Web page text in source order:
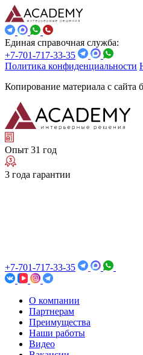
Единая справочная служба:
+7-701-717-33-35
Политика конфиденциальности
Копирование материала с сайта
Опыт 31 год
3 года гарантии
+7-701-717-33-35
О компании
Партнерам
Преимущества
Наши работы
Видео